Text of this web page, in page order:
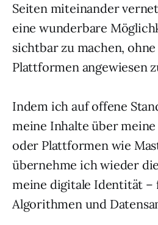
Seiten miteinander
eine wunderbare
sichtbar zu machen,
Plattformen angewiesen
Indem ich auf offene
meine Inhalte über
oder Plattformen wie
übernehme ich wieder
meine digitale Identität –
Algorithmen und